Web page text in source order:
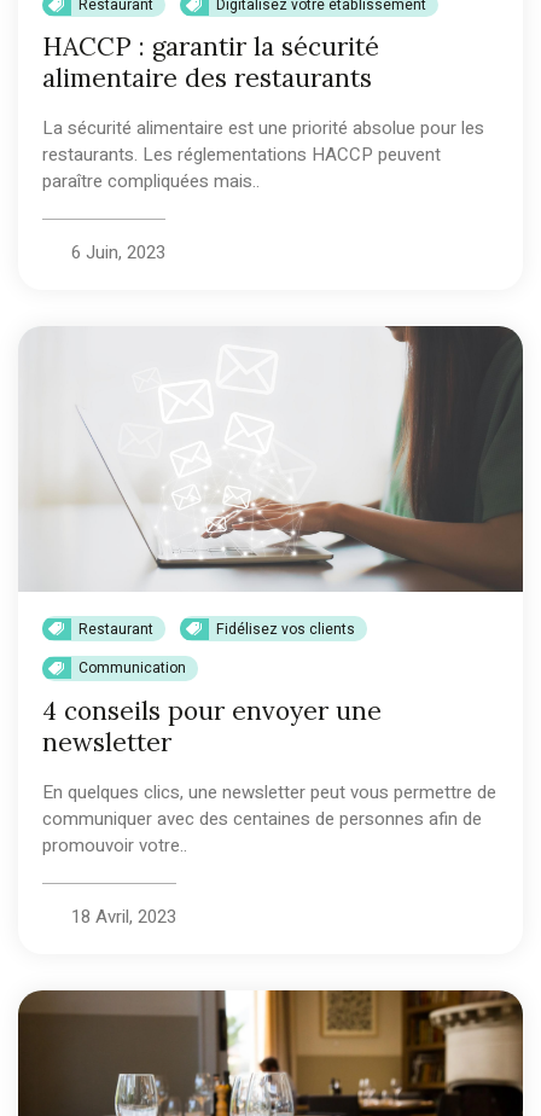
Restaurant Digitalisez votre établissement
HACCP : garantir la sécurité
alimentaire des restaurants
La sécurité alimentaire est une priorité absolue pour les
restaurants. Les réglementations HACCP peuvent
paraître compliquées mais..
6 Juin, 2023
Restaurant
Fidélisez vos clients
Communication
4 conseils pour envoyer une
newsletter
En quelques clics, une newsletter peut vous permettre de
communiquer avec des centaines de personnes afin de
promouvoir votre..
18 Avril, 2023